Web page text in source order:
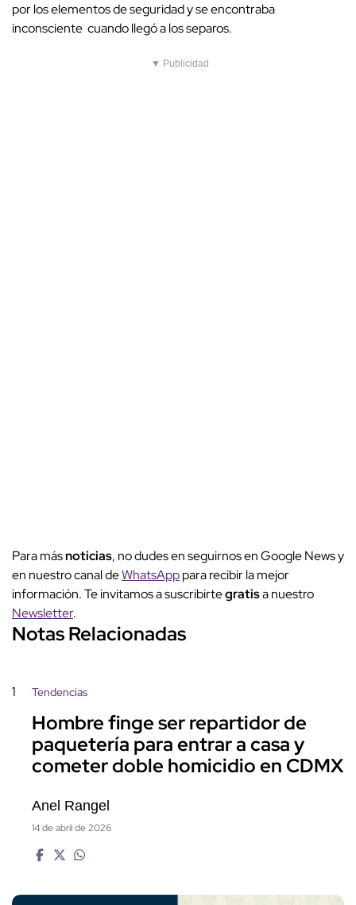
por los elementos de seguridad y se encontraba
inconsciente cuando llegó a los separos.
▼ Publicidad
Para másnoticias, no dudes en seguirnos en Google News y
en nuestro canal deWhatsApppara recibir la mejor
información. Te invitamos a suscribirtegratisa nuestro
Newsletter.
Notas Relacionadas
1 Tendencias
Hombre finge ser repartidor de
paquetería para entrar a casa y
cometer doble homicidio en CDMX
Anel Rangel
14 de abril de 2026